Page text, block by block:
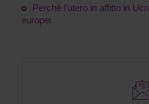
Perché l’utero in affitto in
europei